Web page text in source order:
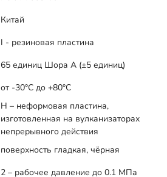
Китай
I - резиновая пластина
65 единиц Шора А (±5 единиц)
от -30°С до +80°С
Н – неформовая пластина,
изготовленная на вулканизаторах
непрерывного действия
поверхность гладкая, чёрная
2 – рабочее давление до 0.1 МПа